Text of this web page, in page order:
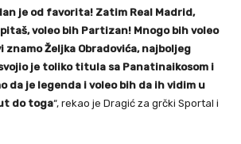
je od favorita! Zatim Real Madrid,
pitaš, voleo bih Partizan! Mnogo bih voleo
znamo Željka Obradovića, najboljeg
je toliko titula sa Panatinaikosom i
da je legenda i voleo bih da ih vidim u
do toga“, rekao je Dragić za grčki Sportal i